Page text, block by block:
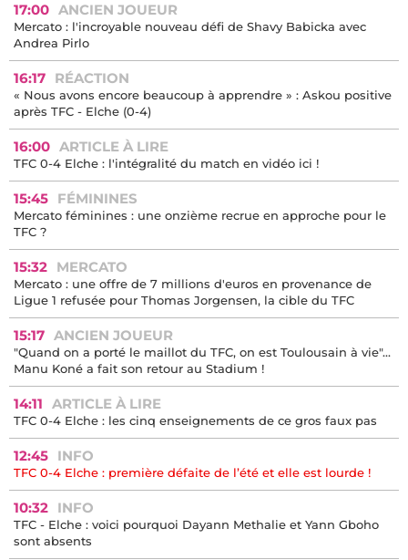
17:00 ANCIEN JOUEUR
Mercato : l'incroyable nouveau défi de Shavy Babicka avec
Andrea Pirlo
16:17 RÉACTION
« Nous avons encore beaucoup à apprendre » : Askou positive
après TFC - Elche (0-4)
16:00 ARTICLE À LIRE
TFC 0-4 Elche : l'intégralité du match en vidéo ici !
15:45 FÉMININES
Mercato féminines : une onzième recrue en approche pour le
TFC ?
15:32 MERCATO
Mercato : une offre de 7 millions d'euros en provenance de
Ligue 1 refusée pour Thomas Jorgensen, la cible du TFC
15:17 ANCIEN JOUEUR
"Quand on a porté le maillot du TFC, on est Toulousain à vie"...
Manu Koné a fait son retour au Stadium !
14:11 ARTICLE À LIRE
TFC 0-4 Elche : les cinq enseignements de ce gros faux pas
12:45 INFO
TFC 0-4 Elche : première défaite de l’été et elle est lourde !
10:32 INFO
TFC - Elche : voici pourquoi Dayann Methalie et Yann Gboho
sont absents